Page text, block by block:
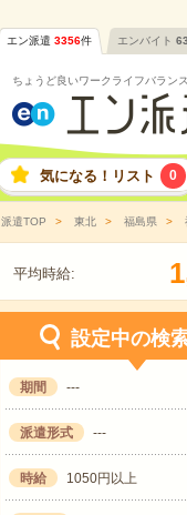
エン派遣 3356件 エンバイト
ちょうど良いワークライフバラン
気になる！リスト 0
派遣TOP 東北 福島県
平均時給: 1
設定中の検
期間 ---
派遣形式 ---
時給 1050円以上